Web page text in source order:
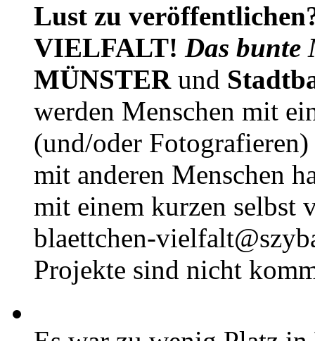
Lust zu
VIELFALT! Das bunte
MÜNSTERund
werden Menschen mit
(und/oder
mit anderen Menschen
mit einem kurzen selbst
blaettchen-
Projekte sind nicht